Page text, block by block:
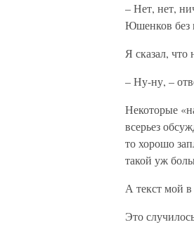
– Нет, нет,
Юшенков без
Я сказал, что
– Ну-ну, –
Некоторые
всерьез
то хорошо
такой уж
А текст мой
Это